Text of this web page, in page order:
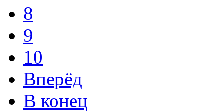
8
9
10
Вперёд
В конец